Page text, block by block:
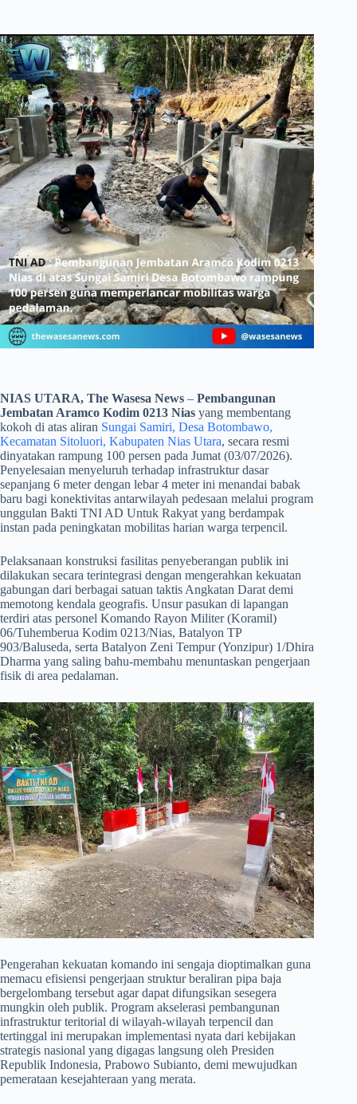
NIAS UTARA, The Wasesa News – Pembangunan
Jembatan Aramco Kodim 0213 Nias yang membentang
kokoh di atas aliran Sungai Samiri, Desa Botombawo,
Kecamatan Sitoluori, Kabupaten Nias Utara, secara resmi
dinyatakan rampung 100 persen pada Jumat (03/07/2026).
Penyelesaian menyeluruh terhadap infrastruktur dasar
sepanjang 6 meter dengan lebar 4 meter ini menandai babak
baru bagi konektivitas antarwilayah pedesaan melalui program
unggulan Bakti TNI AD Untuk Rakyat yang berdampak
instan pada peningkatan mobilitas harian warga terpencil.
​Pelaksanaan konstruksi fasilitas penyeberangan publik ini
dilakukan secara terintegrasi dengan mengerahkan kekuatan
gabungan dari berbagai satuan taktis Angkatan Darat demi
memotong kendala geografis. Unsur pasukan di lapangan
terdiri atas personel Komando Rayon Militer (Koramil)
06/Tuhemberua Kodim 0213/Nias, Batalyon TP
903/Baluseda, serta Batalyon Zeni Tempur (Yonzipur) 1/Dhira
Dharma yang saling bahu-membahu menuntaskan pengerjaan
fisik di area pedalaman.
​Pengerahan kekuatan komando ini sengaja dioptimalkan guna
memacu efisiensi pengerjaan struktur beraliran pipa baja
bergelombang tersebut agar dapat difungsikan sesegera
mungkin oleh publik. Program akselerasi pembangunan
infrastruktur teritorial di wilayah-wilayah terpencil dan
tertinggal ini merupakan implementasi nyata dari kebijakan
strategis nasional yang digagas langsung oleh Presiden
Republik Indonesia, Prabowo Subianto, demi mewujudkan
pemerataan kesejahteraan yang merata.